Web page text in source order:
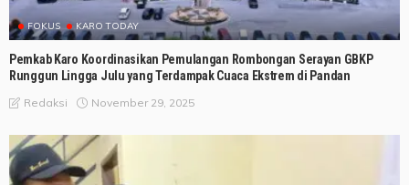
FOKUS KARO TODAY
Pemkab Karo Koordinasikan Pemulangan Rombongan Serayan GBKP
Runggun Lingga Julu yang Terdampak Cuaca Ekstrem di Pandan
Redaksi November 29, 2025